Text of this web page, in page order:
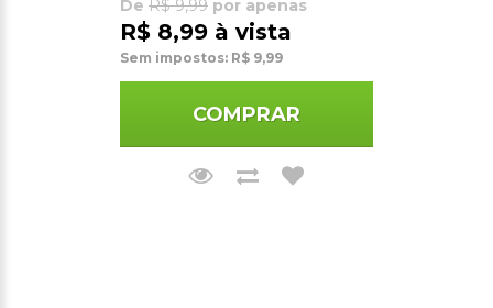
De R$ 9,99 por apenas
R$ 8,99 à vista
Sem impostos: R$ 9,99
COMPRAR